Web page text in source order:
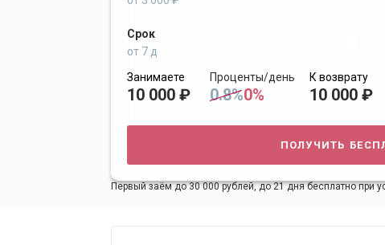
Срок
от 7 д
Занимаете
10 000 ₽
Проценты/день
0.8%0%
К возврату
10 000 ₽
получить
Первый заём до 30 000 рублей, до 21 дня бесплатно при